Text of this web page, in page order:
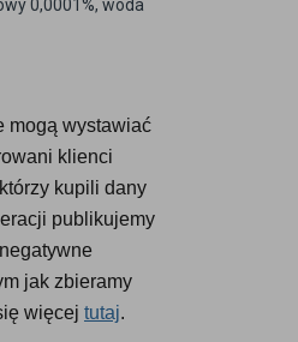
0,0001%, woda
mogą wystawiać
klienci
kupili dany
publikujemy
jak zbieramy
więcej tutaj.